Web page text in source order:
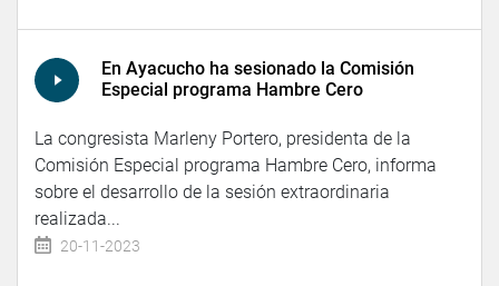
En Ayacucho ha sesionado la Comisión
Especial programa Hambre Cero
La congresista Marleny Portero, presidenta de la
Comisión Especial programa Hambre Cero, informa
sobre el desarrollo de la sesión extraordinaria
realizada...
20-11-2023